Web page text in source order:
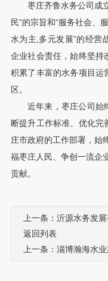
枣庄齐鲁水务公司成
民”的宗旨和“服务社会、
水为主,多元发展”的经营
企业社会责任，始终坚持
积累了丰富的水务项目运
区。
近年来，枣庄公司始
断提升工作标准、优化完
庄市政府的工作部署，始
福枣庄人民、争创一流企
贡献。
上一条：沂源水务发
返回列表
上一条：淄博瀚海水